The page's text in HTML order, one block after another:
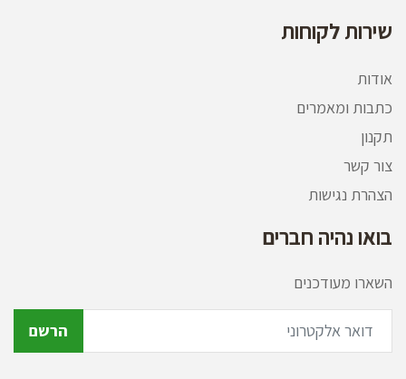
שירות לקוחות
אודות
כתבות ומאמרים
תקנון
צור קשר
הצהרת נגישות
בואו נהיה חברים
השארו מעודכנים
הרשם